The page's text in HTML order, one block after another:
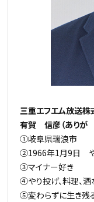
三重エフエム放送株
有賀 信彦（ありが
①岐阜県瑞浪市
②1966年1月9日
③マイナー好き
④やり投げ、料理、酒
⑤変わらずに生き残